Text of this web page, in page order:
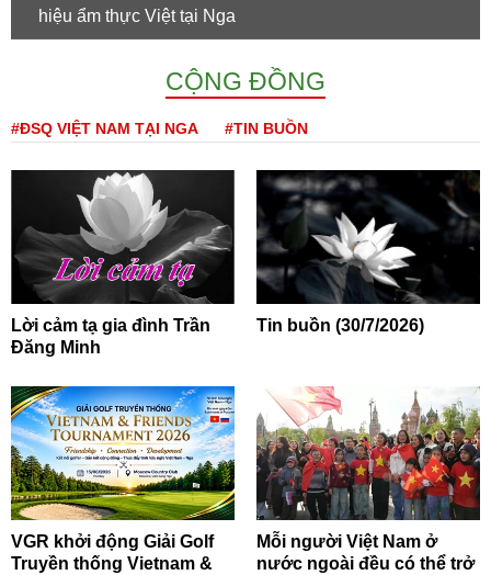
hiệu ẩm thực Việt tại Nga
CỘNG ĐỒNG
#ĐSQ VIỆT NAM TẠI NGA #TIN BUỒN
Lời cảm tạ gia đình Trần
Đăng Minh
Tin buồn (30/7/2026)
VGR khởi động Giải Golf
Truyền thống Vietnam &
Mỗi người Việt Nam ở
nước ngoài đều có thể trở